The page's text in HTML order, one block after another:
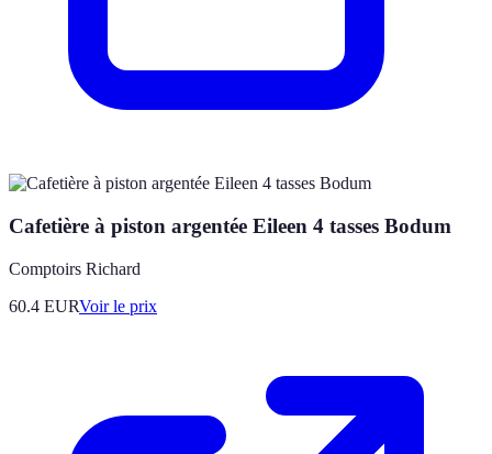
Cafetière à piston argentée Eileen 4 tasses Bodum
Comptoirs Richard
60.4 EURVoir le prix